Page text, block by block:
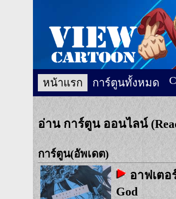
หน้าแรก การ์ตูนทั้งหมด
อ่าน การ์ตูน ออนไลน์
การ์ตูน(อัพเดต)
อาฟเตอ
God